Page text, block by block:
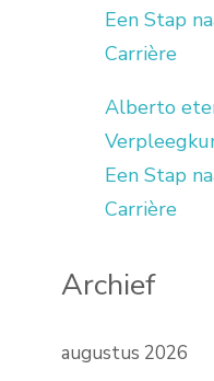
Een Stap
Carrière
Alberto
Een Stap
Carrière
Archief
augustus 2026